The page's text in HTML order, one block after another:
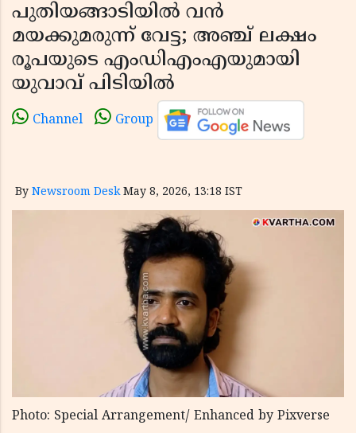
പുതിയങ്ങാടിയിൽ വൻ
മയക്കുമരുന്ന് വേട്ട; അഞ്ച് ലക്ഷം
രൂപയുടെ എംഡിഎംഎയുമായി
യുവാവ് പിടിയിൽ
Channel Group
By Newsroom Desk May 8, 2026, 13:18 IST
Photo: Special Arrangement/ Enhanced by Pixverse